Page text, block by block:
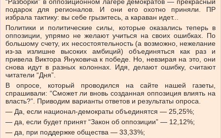
“Разборки” в оппозиционном лагере демократов — прекрасный
подарок для регионалов. И они его охотно приняли. ПР
избрала тактику: вы себе грызитесь, а караван идет...
Политики и политические силы, которые оказались теперь в
оппозиции, упрямо не желают учиться на своих ошибках. По
большому счету, их несостоятельность (а возможно, нежелание
из-за излишне высоких амбиций) объединяться как раз и
привела Виктора Януковича к победе. Но, невзирая на это, они
снова идут в разных колоннах. Идя, делают ошибку, считают
читатели “Дня”.
В опросе, который проводился на сайте нашей газеты,
спрашивали: “Сможет ли вновь созданная оппозиция влиять на
власть?”. Приводим варианты ответов и результаты опроса.
— Да, если национал-демократы объединятся — 25,25%;
— да, если будет принят “Закон об оппозиции” — 12,12%;
— да, при поддержке общества — 33,33%;